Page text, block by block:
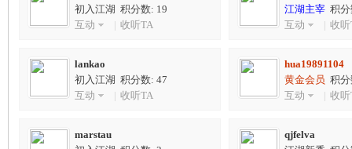
初入江湖 积分数: 19
互动
| 收听TA
江湖主宰 积
互动
| 收
lankao
初入江湖 积分数: 47
互动
| 收听TA
hua19891104
黄金会员 积
互动
| 收
marstau
qjfelva